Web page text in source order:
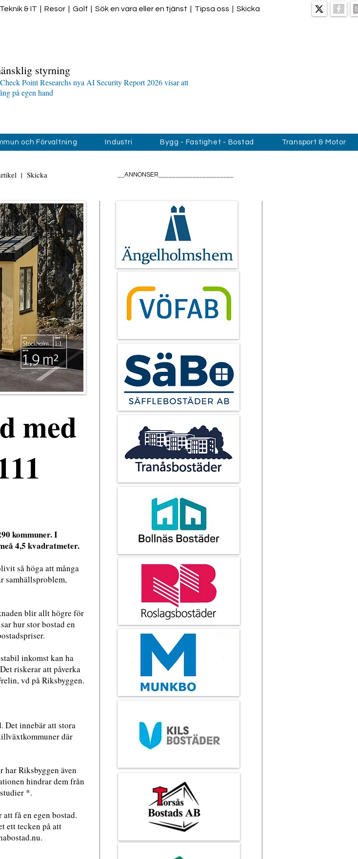
Teknik & IT Resor Golf Sök en vara eller en tjänst Tipsa oss
Skicka
styrning
Point Researchs nya AI Security Report 2026 visar att
på egen hand
och Förvaltning Industri Bygg - Fastighet - Bostad Transport & Motor
| Skicka
med
kommuner. I
4,5 kvadratmeter.
så höga att många
samhällsproblem,
blir allt högre för
hur stor bostad en
inkomst kan ha
riskerar att påverka
vd på Riksbyggen.
Det innebär att stora
där
har Riksbyggen även
hindrar dem från
*.
få en egen bostad.
ett tecken på att
ANNONSER